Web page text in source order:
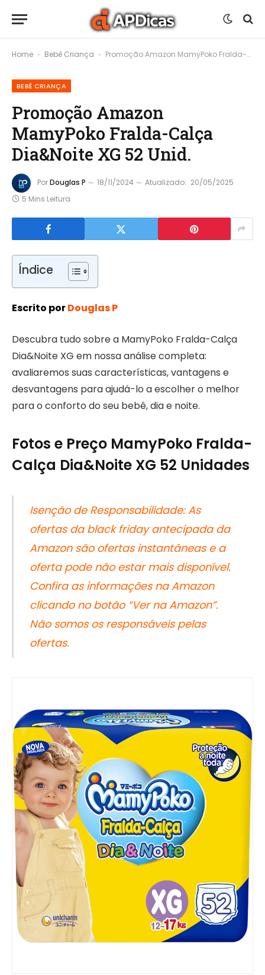
Home - Bebê Criança - Promoção Amazon MamyPoko Fralda-Calça Dia&Noite XG 52 Unid.
BEBÊ CRIANÇA
Promoção Amazon
MamyPoko Fralda-Calça
Dia&Noite XG 52 Unid.
PorDouglas P 18/11/2024 Atualizado: 20/05/2025
5 Mins Leitura
Índice
Escrito porDouglas P
Descubra tudo sobre a MamyPoko Fralda-Calça
Dia&Noite XG em nossa análise completa:
avaliaremos suas características, vantagens e
desvantagens para ajudá-lo a escolher o melhor
para o conforto do seu bebê, dia e noite.
Fotos e Preço MamyPoko Fralda-
Calça Dia&Noite XG 52 Unidades
Isenção de Responsabilidade: As
ofertas da black friday antecipada da
Amazon são ofertas instantâneas e a
oferta pode não estar mais disponível.
Confira as informações na Amazon
clicando no botão “Ver na Amazon”.
Não somos os responsáveis pelas
ofertas.